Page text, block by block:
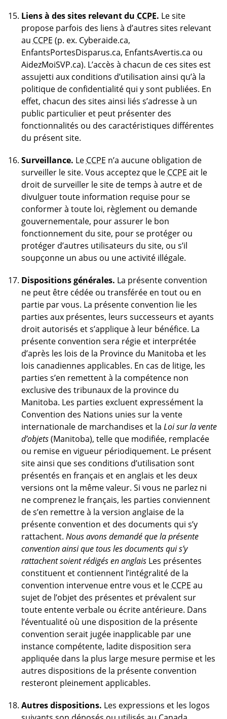
Liens à des sites relevant du CCPE. Le site
propose parfois des liens à d’autres sites relevant
au CCPE (p. ex. Cyberaide.ca,
EnfantsPortesDisparus.ca, EnfantsAvertis.ca ou
AidezMoiSVP.ca). L’accès à chacun de ces sites est
assujetti aux conditions d’utilisation ainsi qu’à la
politique de confidentialité qui y sont publiées. En
effet, chacun des sites ainsi liés s’adresse à un
public particulier et peut présenter des
fonctionnalités ou des caractéristiques différentes
du présent site.
Surveillance. Le CCPE n’a aucune obligation de
surveiller le site. Vous acceptez que le CCPE ait le
droit de surveiller le site de temps à autre et de
divulguer toute information requise pour se
conformer à toute loi, règlement ou demande
gouvernementale, pour assurer le bon
fonctionnement du site, pour se protéger ou
protéger d’autres utilisateurs du site, ou s’il
soupçonne un abus ou une activité illégale.
Dispositions générales. La présente convention
ne peut être cédée ou transférée en tout ou en
partie par vous. La présente convention lie les
parties aux présentes, leurs successeurs et ayants
droit autorisés et s’applique à leur bénéfice. La
présente convention sera régie et interprétée
d’après les lois de la Province du Manitoba et les
lois canadiennes applicables. En cas de litige, les
parties s’en remettent à la compétence non
exclusive des tribunaux de la province du
Manitoba. Les parties excluent expressément la
Convention des Nations unies sur la vente
internationale de marchandises et la Loi sur la vente
d’objets(Manitoba), telle que modifiée, remplacée
ou remise en vigueur périodiquement. Le présent
site ainsi que ses conditions d’utilisation sont
présentés en français et en anglais et les deux
versions ont la même valeur. Si vous ne parlez ni
ne comprenez le français, les parties conviennent
de s’en remettre à la version anglaise de la
présente convention et des documents qui s’y
rattachent. Nous avons demandé que la présente
convention ainsi que tous les documents qui s’y
rattachent soient rédigés en anglaisLes présentes
constituent et contiennent l’intégralité de la
convention intervenue entre vous et le CCPE au
sujet de l’objet des présentes et prévalent sur
toute entente verbale ou écrite antérieure. Dans
l’éventualité où une disposition de la présente
convention serait jugée inapplicable par une
instance compétente, ladite disposition sera
appliquée dans la plus large mesure permise et les
autres dispositions de la présente convention
resteront pleinement applicables.
Autres dispositions. Les expressions et les logos